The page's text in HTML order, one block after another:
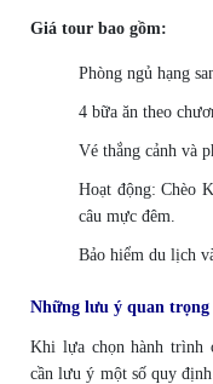
Giá tour bao gồm:
Phòng ngủ hạng
4 bữa ăn theo
Vé thắng cảnh và
Hoạt động: Chèo
câu mực đêm.
Bảo hiểm du lịch
Những lưu ý quan
Khi lựa chọn hành trình
cần lưu ý một số quy